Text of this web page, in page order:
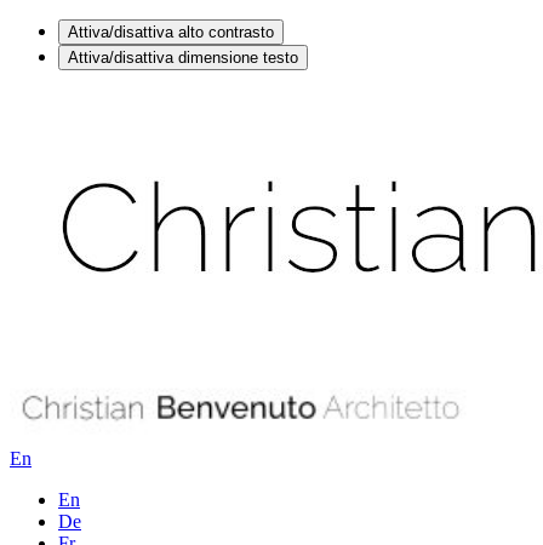
Attiva/disattiva alto contrasto
Attiva/disattiva dimensione testo
En
En
De